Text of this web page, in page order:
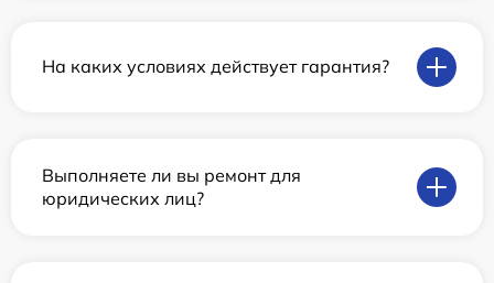
На каких условиях действует гарантия?
Выполняете ли вы ремонт для
юридических лиц?